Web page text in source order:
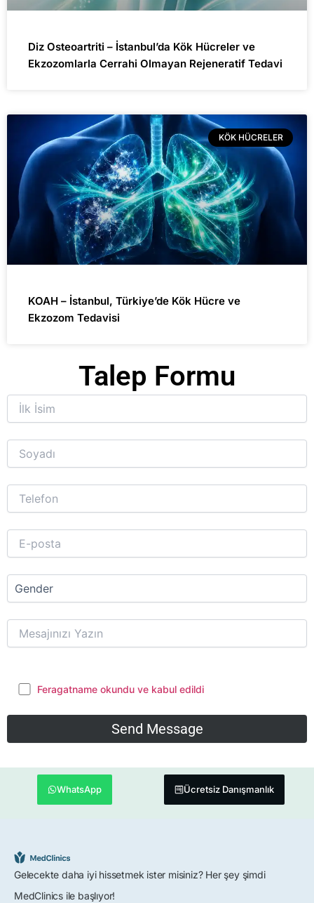
Diz Osteoartriti – İstanbul’da Kök Hücreler ve
Ekzozomlarla Cerrahi Olmayan Rejeneratif Tedavi
KÖK HÜCRELER
KOAH – İstanbul, Türkiye’de Kök Hücre ve
Ekzozom Tedavisi
Talep Formu
Feragatname okundu ve kabul edildi
WhatsApp Ücretsiz Danışmanlık
Gelecekte daha iyi hissetmek ister misiniz? Her şey şimdi
MedClinics ile başlıyor!